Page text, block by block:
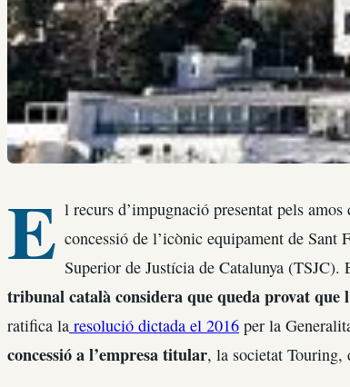
E l recurs d’impugnació presentat pels
concessió de l’icònic equipament de
Superior de Justícia de Catalunya
tribunal català considera que queda provat
ratifica la resolució dictada el 2016 per la
concessió a l’empresa titular, la societat Touring,